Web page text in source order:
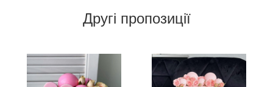
Другі пропозиції